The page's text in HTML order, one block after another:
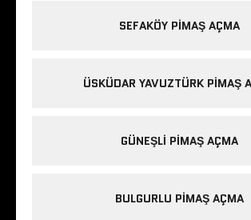
SEFAKÖY PIMAŞ AÇMA
ÜSKÜDAR YAVUZTÜRK PIMAŞ
GÜNEŞLI PIMAŞ AÇMA
BULGURLU PIMAŞ AÇMA